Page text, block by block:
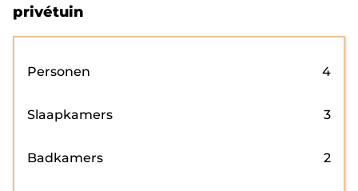
privétuin
Personen 4
Slaapkamers 3
Badkamers 2